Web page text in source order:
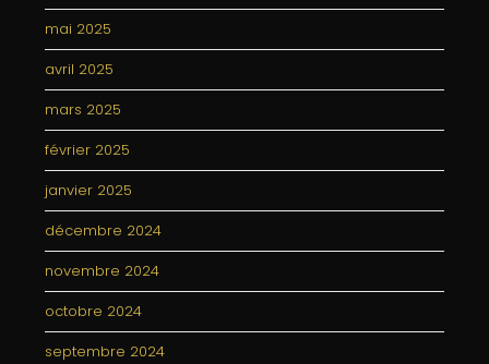
mai 2025
avril 2025
mars 2025
février 2025
janvier 2025
décembre 2024
novembre 2024
octobre 2024
septembre 2024